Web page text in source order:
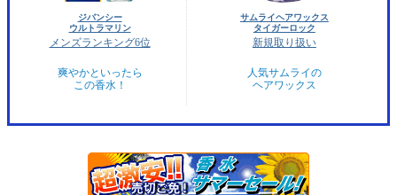
ジバンシー
ウルトラマリン
メンズランキング6位
爽やかといったら
この香水！
サムライヘアワックス
タイガーロック
新規取り扱い
人気サムライの
ヘアワックス